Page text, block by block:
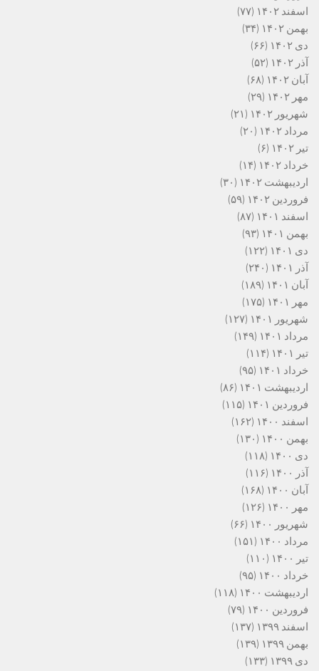
اسفند ۱۴۰۲
(۷۷)
بهمن ۱۴۰۲
(۳۴)
دی ۱۴۰۲
(۶۶)
آذر ۱۴۰۲
(۵۲)
آبان ۱۴۰۲
(۶۸)
مهر ۱۴۰۲
(۲۹)
شهریور ۱۴۰۲
(۲۱)
مرداد ۱۴۰۲
(۲۰)
تیر ۱۴۰۲
(۶)
خرداد ۱۴۰۲
(۱۴)
اردیبهشت ۱۴۰۲
(۳۰)
فروردین ۱۴۰۲
(۵۹)
اسفند ۱۴۰۱
(۸۷)
بهمن ۱۴۰۱
(۹۳)
دی ۱۴۰۱
(۱۲۲)
آذر ۱۴۰۱
(۲۴۰)
آبان ۱۴۰۱
(۱۸۹)
مهر ۱۴۰۱
(۱۷۵)
شهریور ۱۴۰۱
(۱۲۷)
مرداد ۱۴۰۱
(۱۴۹)
تیر ۱۴۰۱
(۱۱۴)
خرداد ۱۴۰۱
(۹۵)
اردیبهشت ۱۴۰۱
(۸۶)
فروردین ۱۴۰۱
(۱۱۵)
اسفند ۱۴۰۰
(۱۶۲)
بهمن ۱۴۰۰
(۱۳۰)
دی ۱۴۰۰
(۱۱۸)
آذر ۱۴۰۰
(۱۱۶)
آبان ۱۴۰۰
(۱۶۸)
مهر ۱۴۰۰
(۱۲۶)
شهریور ۱۴۰۰
(۶۶)
مرداد ۱۴۰۰
(۱۵۱)
تیر ۱۴۰۰
(۱۱۰)
خرداد ۱۴۰۰
(۹۵)
اردیبهشت ۱۴۰۰
(۱۱۸)
فروردین ۱۴۰۰
(۷۹)
اسفند ۱۳۹۹
(۱۳۷)
بهمن ۱۳۹۹
(۱۳۹)
دی ۱۳۹۹
(۱۳۳)